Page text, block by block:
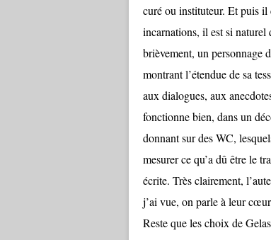
curé ou instituteur. Et puis il
incarnations, il est si naturel
brièvement, un personnage
montrant l’étendue de sa
aux dialogues, aux
fonctionne bien, dans un
donnant sur des WC,
mesurer ce qu’a dû être le
écrite. Très clairement,
j’ai vue, on parle à leur
Reste que les choix de